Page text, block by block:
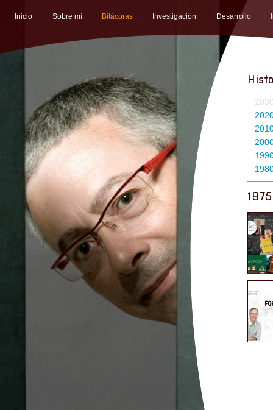
Inicio Sobre mí Bitácoras Investigación Desarrollo
1975